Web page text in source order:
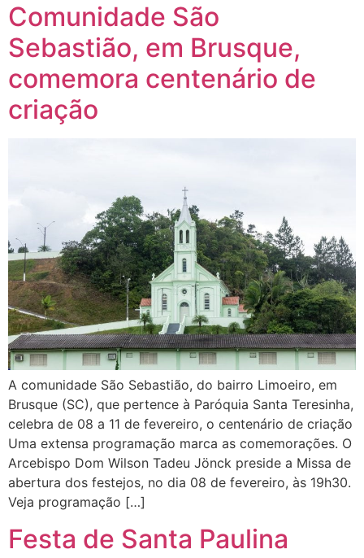
Comunidade São
Sebastião, em Brusque,
comemora centenário de
criação
A comunidade São Sebastião, do bairro Limoeiro, em
Brusque (SC), que pertence à Paróquia Santa Teresinha,
celebra de 08 a 11 de fevereiro, o centenário de criação
Uma extensa programação marca as comemorações. O
Arcebispo Dom Wilson Tadeu Jönck preside a Missa de
abertura dos festejos, no dia 08 de fevereiro, às 19h30.
Veja programação […]
Festa de Santa Paulina